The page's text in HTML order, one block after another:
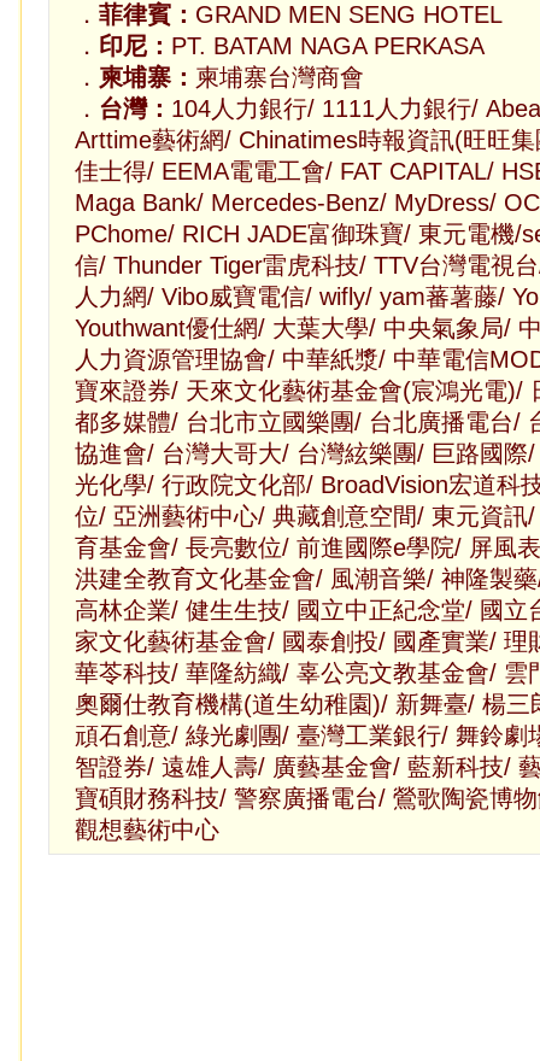
． 菲律賓： GRAND MEN SENG HOTEL
． 印尼： PT. BATAM NAGA PERKASA
． 柬埔寨： 柬埔寨台灣商會
． 台灣： 104人力銀行/ 1111人力銀行/
Arttime藝術網/ Chinatimes時報資訊(旺旺
佳士得/ EEMA電電工會/ FAT CAPITAL/
Maga Bank/ Mercedes-Benz/ MyDress/
PChome/ RICH JADE富御珠寶/ 東元電機/
信/ Thunder Tiger雷虎科技/ TTV台灣電視
人力網/ Vibo威寶電信/ wifly/ yam蕃薯藤/
Youthwant優仕網/ 大葉大學/ 中央氣象局/
人力資源管理協會/ 中華紙漿/ 中華電信
寶來證券/ 天來文化藝術基金會(宸鴻光電)/
都多媒體/ 台北市立國樂團/ 台北廣播電台/
協進會/ 台灣大哥大/ 台灣絃樂團/ 巨路國際
光化學/ 行政院文化部/ BroadVision宏道科
位/ 亞洲藝術中心/ 典藏創意空間/ 東元資訊
育基金會/ 長亮數位/ 前進國際e學院/ 屏風
洪建全教育文化基金會/ 風潮音樂/ 神隆製
高林企業/ 健生生技/ 國立中正紀念堂/ 國立
家文化藝術基金會/ 國泰創投/ 國產實業/ 理
華苓科技/ 華隆紡織/ 辜公亮文教基金會/ 雲
奧爾仕教育機構(道生幼稚園)/ 新舞臺/ 楊三
頑石創意/ 綠光劇團/ 臺灣工業銀行/ 舞鈴劇
智證券/ 遠雄人壽/ 廣藝基金會/ 藍新科技/
寶碩財務科技/ 警察廣播電台/ 鶯歌陶瓷博
觀想藝術中心